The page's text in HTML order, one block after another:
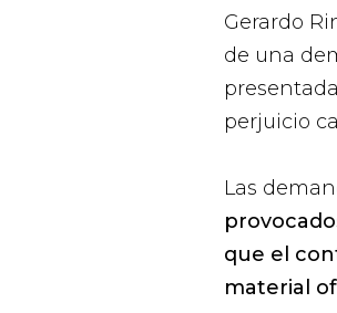
Gerardo
de una
perjuicio
Las
que el
material